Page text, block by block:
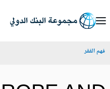
الفقر